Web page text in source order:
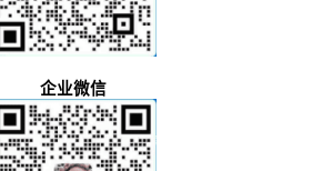
企业微信